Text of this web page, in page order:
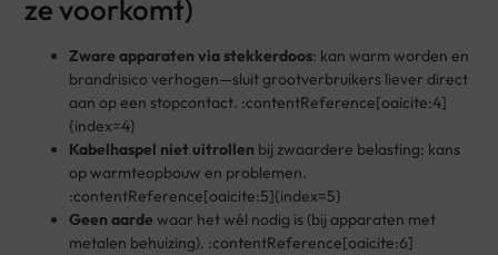
ze voorkomt)
Zware apparaten via stekkerdoos: kan warm worden en
brandrisico verhogen—sluit grootverbruikers liever direct
aan op een stopcontact. :contentReference[oaicite:4]
{index=4}
Kabelhaspel niet uitrollen bij zwaardere belasting: kans
op warmteopbouw en problemen.
:contentReference[oaicite:5]{index=5}
Geen aarde waar het wél nodig is (bij apparaten met
metalen behuizing). :contentReference[oaicite:6]